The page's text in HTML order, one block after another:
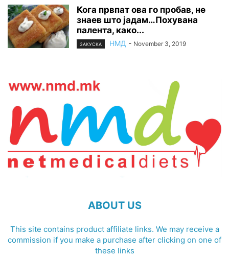
Кога првпат ова го пробав, не
знаев што јадам…Похувана
палента, како...
ЗАКУСКА НМД - November 3, 2019
ABOUT US
This site contains product affiliate links. We may receive a
commission if you make a purchase after clicking on one of
these links